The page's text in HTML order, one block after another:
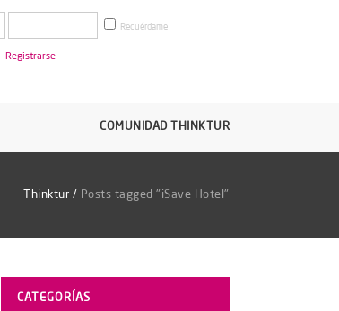
Recuérdame
Registrarse
COMUNIDAD THINKTUR
Thinktur / Posts tagged "iSave Hotel"
CATEGORÍAS